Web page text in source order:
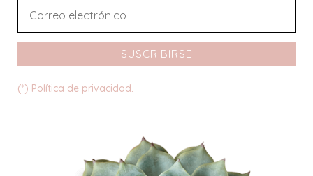
SUSCRIBIRSE
(*) Política de privacidad.